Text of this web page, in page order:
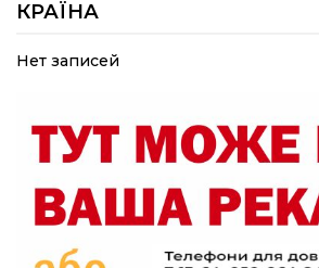
05 сер
можуть врятувати життя під
09:26
Що робити, якщо в
18:39
04 сер
«КОЛО НЕЗЛАМНИХ»: як діти
разом створюють унікальний
09:52
Родина Степаненків: від
КРАЇНА
Нет записей